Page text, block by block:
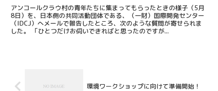
アンコールクラウ村の青年たちに集まってもらったときの様子（5月
8日）を、日本側の共同活動団体である、（一財）国際開発センター
（IDCJ）へメールで報告したところ、次のような質問が寄せられま
した。 「ひとつだけお伺いできればと思ったのですが...
環境ワークショップに向けて準備開始！